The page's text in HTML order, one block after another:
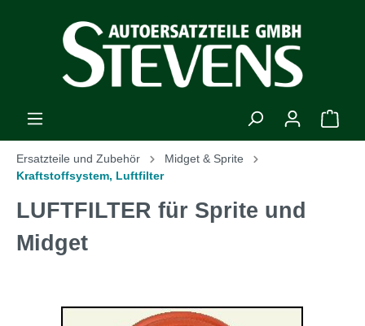
Ersatzteile und Zubehör
Midget & Sprite
Kraftstoffsystem, Luftfilter
LUFTFILTER für Sprite und
Midget